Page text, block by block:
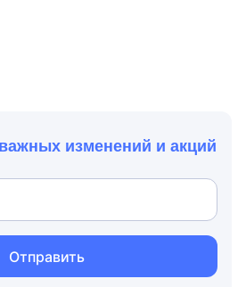
важных изменений и акций
Отправить